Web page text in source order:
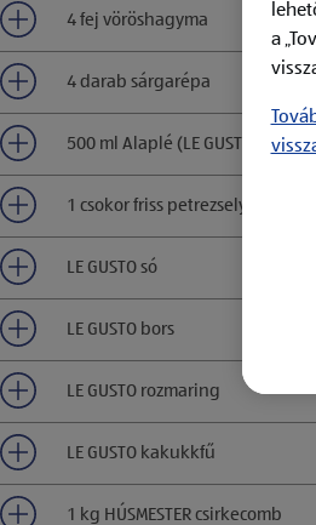
4 fej vöröshagyma
4 darab sárgarépa
500 ml Alaplé (LE GUSTO
1 csokor friss petrezselyem
LE GUSTO só
LE GUSTO bors
LE GUSTO rozmaring
LE GUSTO kakukkfű
1 kg HÚSMESTER csirkecomb
a